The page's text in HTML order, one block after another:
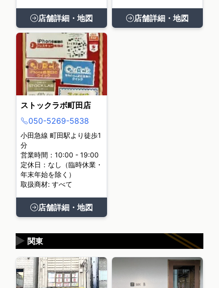
店舗詳細・地図 店舗詳細・地図
ストックラボ町田店
050-5269-5838
小田急線 町田駅より徒歩1
分
営業時間：10:00 - 19:00
定休日：なし（臨時休業・
年末年始を除く）
取扱商材: すべて
店舗詳細・地図
関東
▶